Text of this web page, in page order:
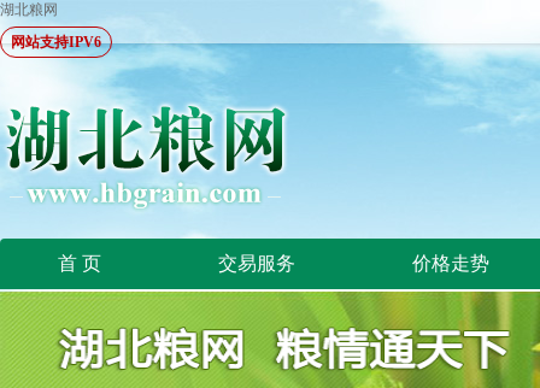
湖北粮网
网站支持IPV6
首 页 交易服务 价格走势